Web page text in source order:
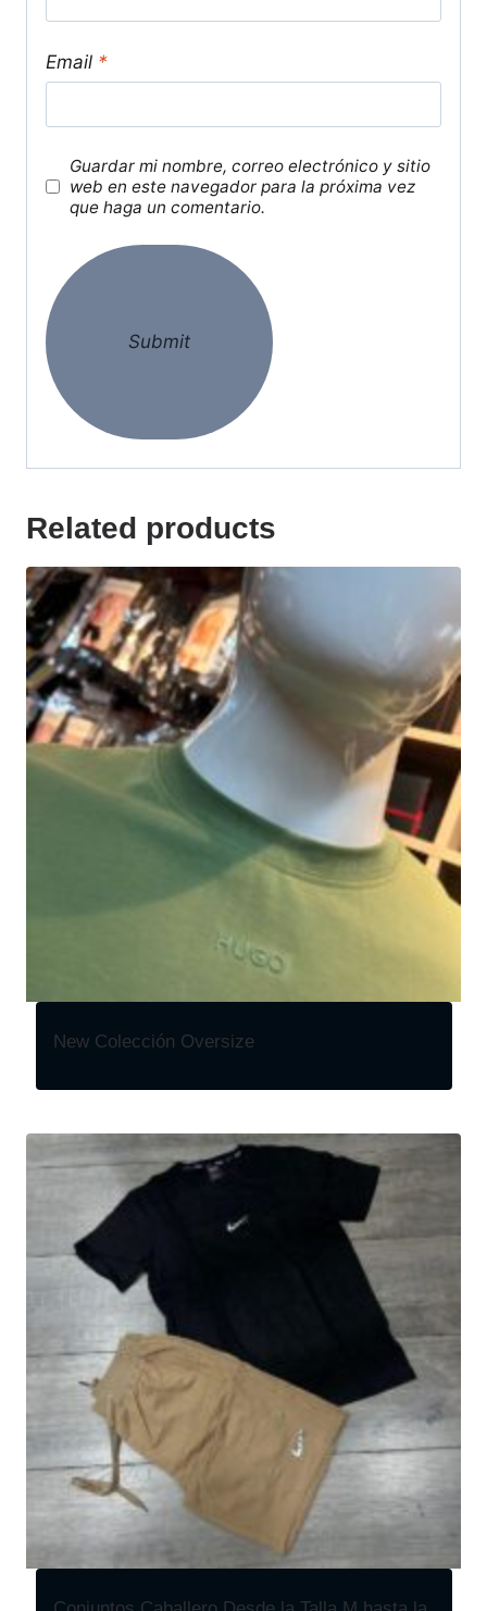
Email *
Guardar mi nombre, correo electrónico y sitio
web en este navegador para la próxima vez
que haga un comentario.
Related products
New Colección Oversize